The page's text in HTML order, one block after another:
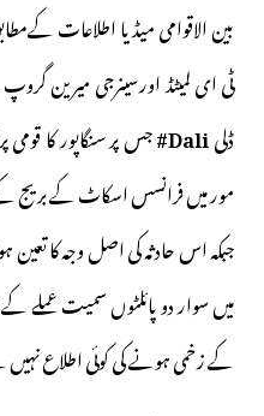
بین الاقوامی میڈیا اطلاعات
ٹی ای لمیٹڈ اورسینرجی میرین گروپ
ڈلیDali# جس پر سنگاپور کا
مور میں فرانسس اسکاٹ کے بریج
جبکہ اس حادثہ کی اصل وجہ کا تعین
میں سوار دو پائلٹوں سمیت عملے کے
کے زخمی ہونے کی کوئی اطلاع